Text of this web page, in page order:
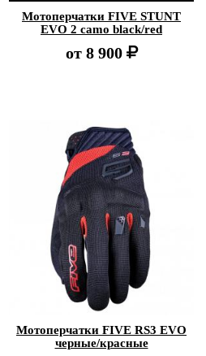
Мотоперчатки FIVE STUNT
EVO 2 camo black/red
от 8 900
Мотоперчатки FIVE RS3 EVO
черные/красные